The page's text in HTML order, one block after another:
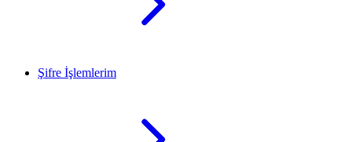
Şifre İşlemlerim